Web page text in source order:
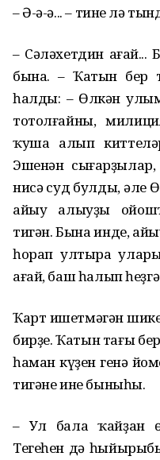
– Ә-ә-ә... – тине лә
– Сәләхетдин
бына. – Ҡатын бер
һалды: – Өлкән
тотолғайны,
ҡуша алып
Эшенән
нисә суд булды, әле
айыу алыуҙы
тигән. Бына инде,
һорап ултыра
ағай, баш һалып
Ҡарт ишетмәгән
бирҙе. Ҡатын тағы
һаман күҙен генә
тигәне ине быныһы.
– Ул бала ҡайҙан
Тегеһен дә